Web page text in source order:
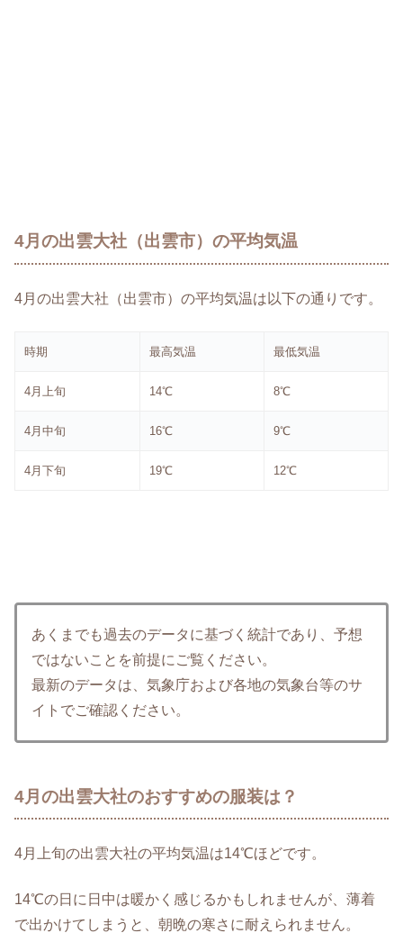
4月の出雲大社（出雲市）の平均気温
4月の出雲大社（出雲市）の平均気温は以下の通りです。
時期 最高気温 最低気温
4月上旬 14℃ 8℃
4月中旬 16℃ 9℃
4月下旬 19℃ 12℃
あくまでも過去のデータに基づく統計であり、予想
ではないことを前提にご覧ください。
最新のデータは、気象庁および各地の気象台等のサ
イトでご確認ください。
4月の出雲大社のおすすめの服装は？
4月上旬の出雲大社の平均気温は14℃ほどです。
14℃の日に日中は暖かく感じるかもしれませんが、薄着
で出かけてしまうと、朝晩の寒さに耐えられません。